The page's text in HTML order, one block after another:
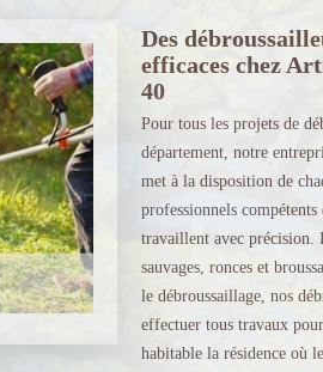
Des
efficaces chez
40
Pour tous les projets de
département, notre
met à la disposition de
professionnels
travaillent avec précision.
sauvages, ronces et
le débroussaillage, nos
effectuer tous travaux
habitable la résidence où